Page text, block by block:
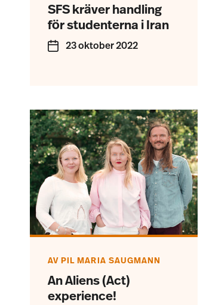
SFS kräver handling
för studenterna i Iran
23 oktober 2022
AV PIL MARIA SAUGMANN
An Aliens (Act)
experience!